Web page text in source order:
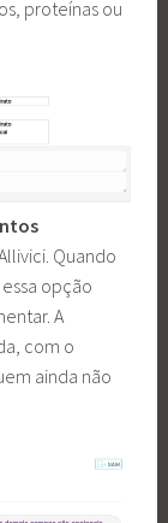
proteínas ou
Quando
opção
A
com o
ainda não